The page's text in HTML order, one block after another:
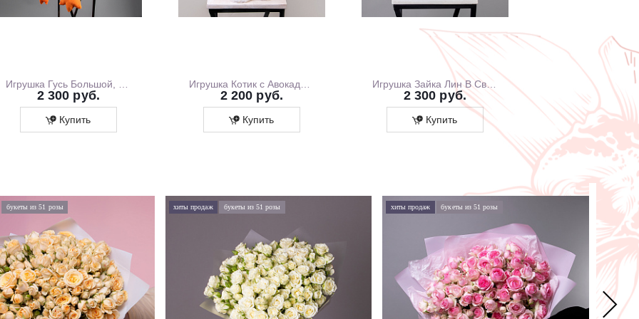
2 300 руб.
Купить
2 200 руб.
Купить
Игрушка Зайка Лин В Свитшоте С Розовой Юбочкой, 20 см, В Коробке
2 300 руб.
Купить
1 700
букеты из 51 розы хиты продаж букеты из 51 розы хиты продаж букеты из 51 розы хиты